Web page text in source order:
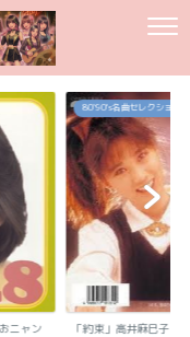
ニャン
80`90's名曲セレクション
「約束」高井麻巳子